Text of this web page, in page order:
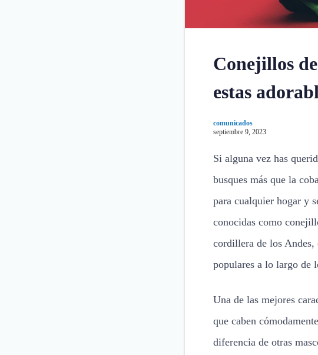
Conejillos
estas
comunicados
septiembre 9, 2023
Si alguna vez has
busques más que la
para cualquier hogar y
conocidas como
cordillera de los Andes,
populares a lo largo de
Una de las mejores
que caben
diferencia de otras